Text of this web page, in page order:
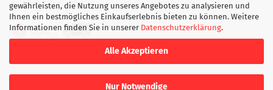
gewährleisten, die Nutzung unseres Angebotes zu analysieren und
Ihnen ein bestmögliches Einkaufserlebnis bieten zu können. Weitere
Informationen finden Sie in unserer Datenschutzerklärung.
Alle Akzeptieren
Nur Notwendige